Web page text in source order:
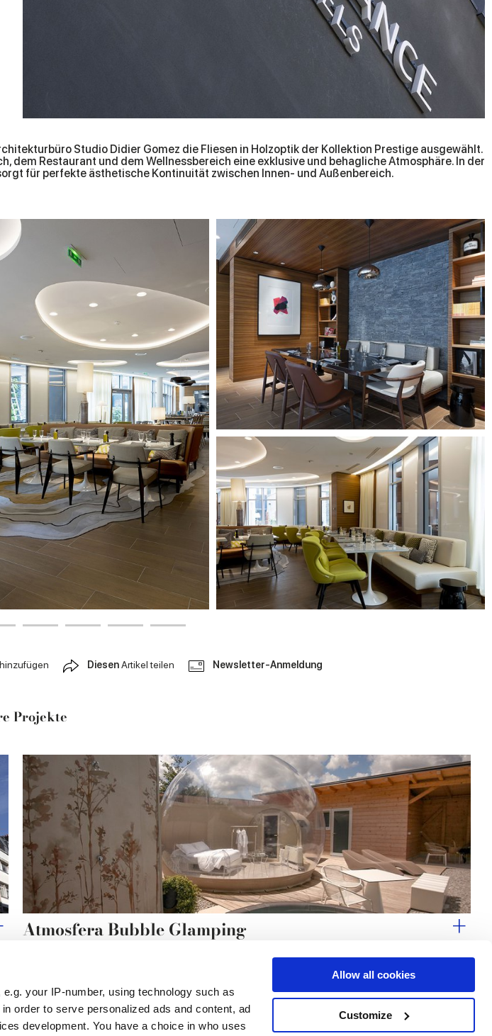
your IP-number, using technology such as
order to serve personalized ads and content, ad
development. You have a choice in who uses
Allow all cookies
Customize
Studio Didier Gomez die Fliesen in Holzoptik der Kollektion Prestige ausgewählt.
Restaurant und dem Wellnessbereich eine exklusive und behagliche Atmosphäre. In der
für perfekte ästhetische Kontinuität zwischen Innen- und Außenbereich.
hinzufügen DiesenArtikel teilen Newsletter-Anmeldung
Projekte
Atmosfera Bubble Glamping
Links Rechtsraum Folgen Sie uns auf